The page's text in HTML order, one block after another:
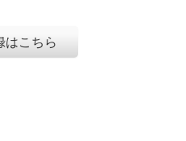
はこちら